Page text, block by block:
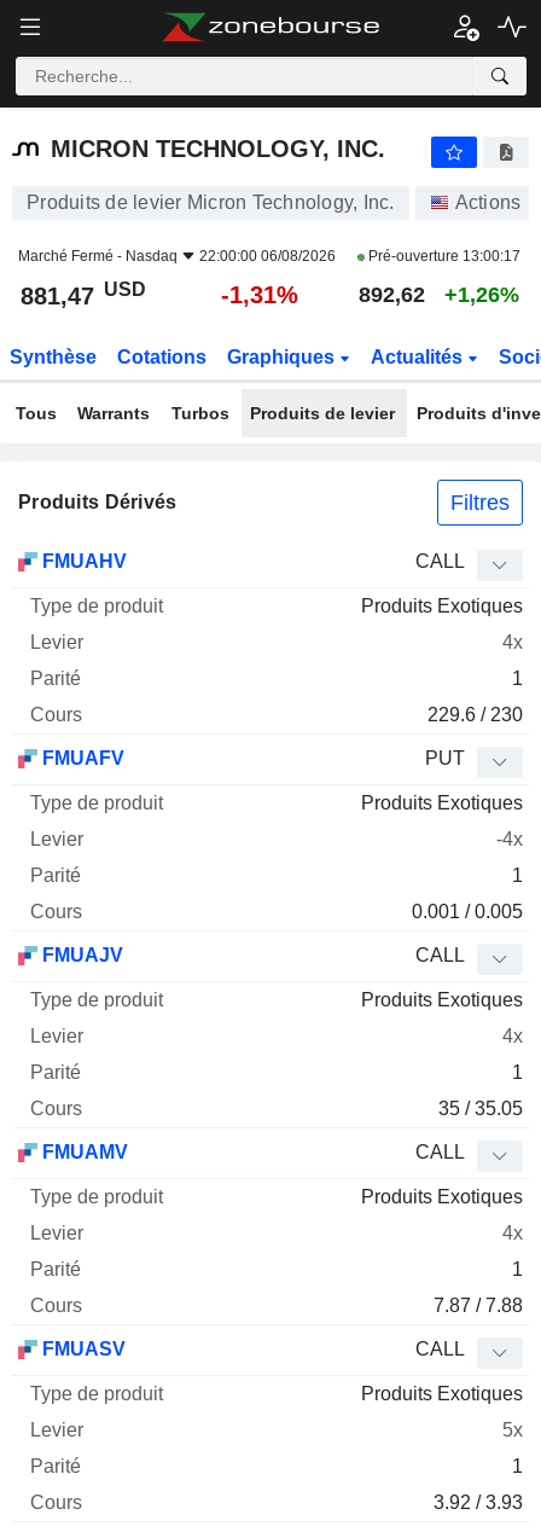
MICRON TECHNOLOGY, INC.
MICRON TECHNOLOGY, INC.
Produits de levier Micron Technology, Inc. Actions
Marché Fermé - Nasdaq 22:00:00 06/08/2026 Pré-ouverture 13:00:17
881,47 USD -1,31% 892,62 +1,26%
Synthèse Cotations Graphiques Actualités
Tous Warrants Turbos Produits de levier Produits
Produits Dérivés Filtres
Mnemo Type produit
Cours
FMUAHV CALL
Produits Exotiques
4x
1
229.6 / 230
FMUAFV PUT
Produits Exotiques
-4x
1
0.001 / 0.005
FMUAJV CALL
Produits Exotiques
4x
1
35 / 35.05
FMUAMV CALL
Produits Exotiques
4x
1
7.87 / 7.88
FMUASV CALL
Produits Exotiques
5x
1
3.92 / 3.93